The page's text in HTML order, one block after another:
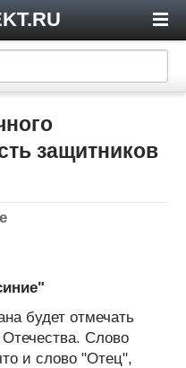
защитников
будет отмечать
Слово
и слово "Отец",